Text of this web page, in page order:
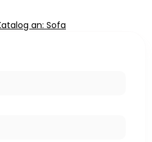
an: Sofa